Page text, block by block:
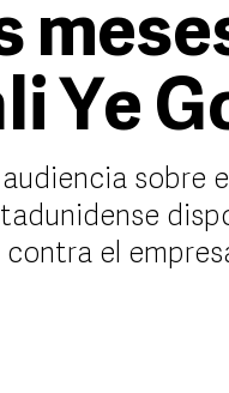
Ye
sobre
el